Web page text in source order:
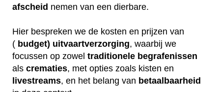
afscheid nemen van een dierbare.
Hier bespreken we de kosten en prijzen van
( budget) uitvaartverzorging, waarbij we
focussen op zowel traditionele begrafenissen
als crematies, met opties zoals kisten en
livestreams, en het belang van betaalbaarheid